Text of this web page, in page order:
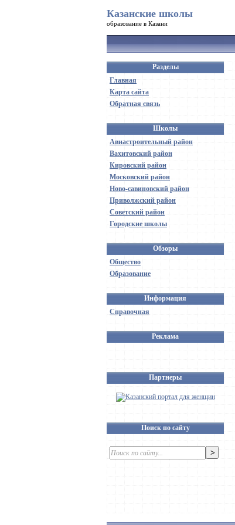
Казанские школы
образование в Казани
Разделы
Главная
Карта сайта
Обратная связь
Школы
Авиастроительный район
Вахитовский район
Кировский район
Московский район
Ново-савиновский район
Приволжский район
Советский район
Городские школы
Обзоры
Общество
Образование
Информация
Справочная
Реклама
Партнеры
Поиск по сайту